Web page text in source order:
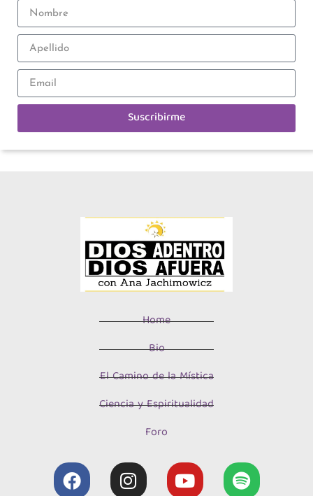
Suscribirme
Home
Bio
El Camino de la Mística
Ciencia y Espiritualidad
Foro